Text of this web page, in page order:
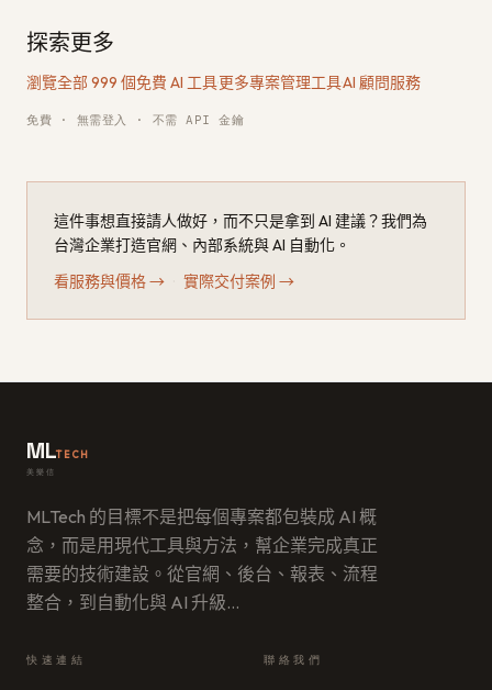
探索更多
瀏覽全部 999 個免費 AI 工具·更多專案管理工具·AI 顧問服務
免費 · 無需登入 · 不需 API 金鑰
這件事想直接請人做好，而不只是拿到 AI 建議？我們為
台灣企業打造官網、內部系統與 AI 自動化。
看服務與價格→ 實際交付案例 →
MLTECH
美樂信
MLTech 的目標不是把每個專案都包裝成 AI 概
念，而是用現代工具與方法，幫企業完成真正
需要的技術建設。從官網、後台、報表、流程
整合，到自動化與 AI 升級…
快速連結 聯絡我們